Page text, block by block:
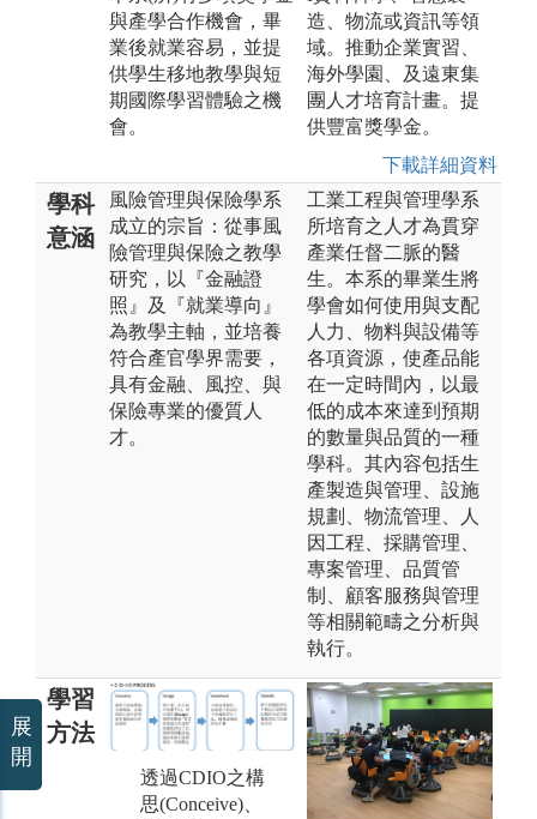
與產學合作機會，畢
業後就業容易，並提
供學生移地教學與短
期國際學習體驗之機
會。
造、物流或資訊等領
域。推動企業實習、
海外學園、及遠東集
團人才培育計畫。提
供豐富獎學金。
下載詳細資料
學科
意涵
風險管理與保險學系
成立的宗旨：從事風
險管理與保險之教學
研究，以『金融證
照』及『就業導向』
為教學主軸，並培養
符合產官學界需要，
具有金融、風控、與
保險專業的優質人
才。
工業工程與管理學系
所培育之人才為貫穿
產業任督二脈的醫
生。本系的畢業生將
學會如何使用與支配
人力、物料與設備等
各項資源，使產品能
在一定時間內，以最
低的成本來達到預期
的數量與品質的一種
學科。其內容包括生
產製造與管理、設施
規劃、物流管理、人
因工程、採購管理、
專案管理、品質管
制、顧客服務與管理
等相關範疇之分析與
執行。
學習
方法
透過CDIO之構
思(Conceive)、
展
開